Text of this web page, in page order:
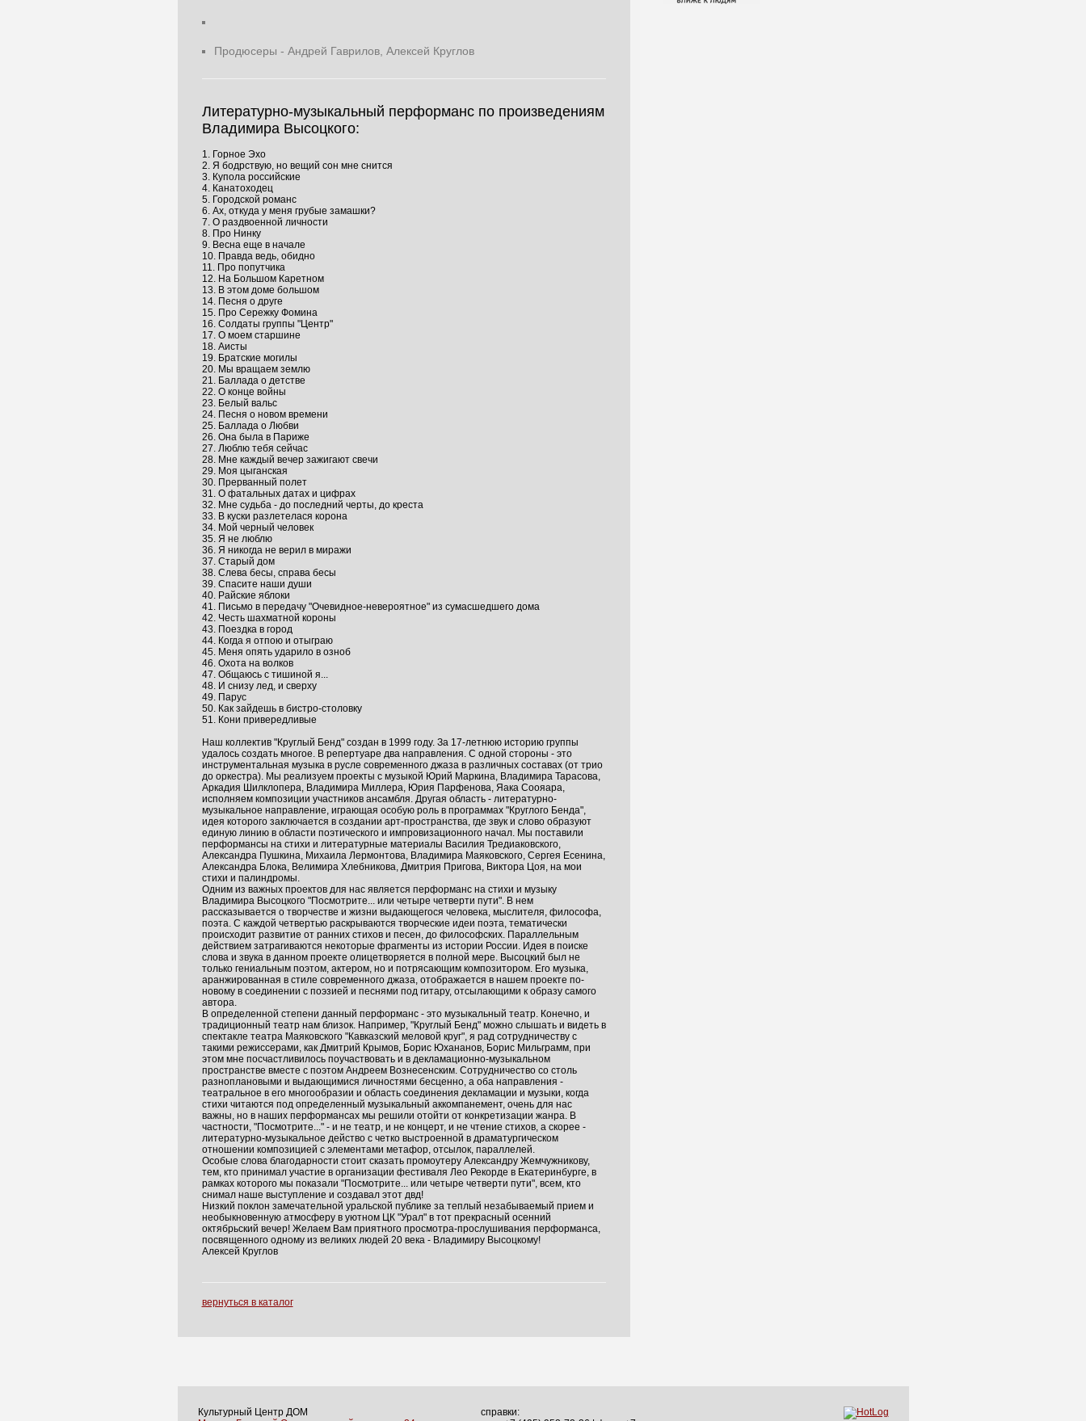
Продюсеры - Андрей Гаврилов, Алексей Круглов
Литературно-музыкальный перформанс по произведениям
Владимира Высоцкого:
1. Горное Эхо
2. Я бодрствую, но вещий сон мне снится
3. Купола российские
4. Канатоходец
5. Городской романс
6. Ах, откуда у меня грубые замашки?
7. О раздвоенной личности
8. Про Нинку
9. Весна еще в начале
10. Правда ведь, обидно
11. Про попутчика
12. На Большом Каретном
13. В этом доме большом
14. Песня о друге
15. Про Сережку Фомина
16. Солдаты группы "Центр"
17. О моем старшине
18. Аисты
19. Братские могилы
20. Мы вращаем землю
21. Баллада о детстве
22. О конце войны
23. Белый вальс
24. Песня о новом времени
25. Баллада о Любви
26. Она была в Париже
27. Люблю тебя сейчас
28. Мне каждый вечер зажигают свечи
29. Моя цыганская
30. Прерванный полет
31. О фатальных датах и цифрах
32. Мне судьба - до последний черты, до креста
33. В куски разлетелася корона
34. Мой черный человек
35. Я не люблю
36. Я никогда не верил в миражи
37. Старый дом
38. Слева бесы, справа бесы
39. Спасите наши души
40. Райские яблоки
41. Письмо в передачу "Очевидное-невероятное" из сумасшедшего дома
42. Честь шахматной короны
43. Поездка в город
44. Когда я отпою и отыграю
45. Меня опять ударило в озноб
46. Охота на волков
47. Общаюсь с тишиной я...
48. И снизу лед, и сверху
49. Парус
50. Как зайдешь в бистро-столовку
51. Кони привередливые
Наш коллектив "Круглый Бенд" создан в 1999 году. За 17-летнюю историю группы
удалось создать многое. В репертуаре два направления. С одной стороны - это
инструментальная музыка в русле современного джаза в различных составах (от трио
до оркестра). Мы реализуем проекты с музыкой Юрий Маркина, Владимира Тарасова,
Аркадия Шилклопера, Владимира Миллера, Юрия Парфенова, Яака Соояара,
исполняем композиции участников ансамбля. Другая область - литературно-
музыкальное направление, играющая особую роль в программах "Круглого Бенда",
идея которого заключается в создании арт-пространства, где звук и слово образуют
единую линию в области поэтического и импровизационного начал. Мы поставили
перформансы на стихи и литературные материалы Василия Тредиаковского,
Александра Пушкина, Михаила Лермонтова, Владимира Маяковского, Сергея Есенина,
Александра Блока, Велимира Хлебникова, Дмитрия Пригова, Виктора Цоя, на мои
стихи и палиндромы.
Одним из важных проектов для нас является перформанс на стихи и музыку
Владимира Высоцкого "Посмотрите... или четыре четверти пути". В нем
рассказывается о творчестве и жизни выдающегося человека, мыслителя, философа,
поэта. С каждой четвертью раскрываются творческие идеи поэта, тематически
происходит развитие от ранних стихов и песен, до философских. Параллельным
действием затрагиваются некоторые фрагменты из истории России. Идея в поиске
слова и звука в данном проекте олицетворяется в полной мере. Высоцкий был не
только гениальным поэтом, актером, но и потрясающим композитором. Его музыка,
аранжированная в стиле современного джаза, отображается в нашем проекте по-
новому в соединении с поэзией и песнями под гитару, отсылающими к образу самого
автора.
В определенной степени данный перформанс - это музыкальный театр. Конечно, и
традиционный театр нам близок. Например, "Круглый Бенд" можно слышать и видеть в
спектакле театра Маяковского "Кавказский меловой круг", я рад сотрудничеству с
такими режиссерами, как Дмитрий Крымов, Борис Юхананов, Борис Мильграмм, при
этом мне посчастливилось поучаствовать и в декламационно-музыкальном
пространстве вместе с поэтом Андреем Вознесенским. Сотрудничество со столь
разноплановыми и выдающимися личностями бесценно, а оба направления -
театральное в его многообразии и область соединения декламации и музыки, когда
стихи читаются под определенный музыкальный аккомпанемент, очень для нас
важны, но в наших перформансах мы решили отойти от конкретизации жанра. В
частности, "Посмотрите..." - и не театр, и не концерт, и не чтение стихов, а скорее -
литературно-музыкальное действо с четко выстроенной в драматургическом
отношении композицией с элементами метафор, отсылок, параллелей.
Особые слова благодарности стоит сказать промоутеру Александру Жемчужникову,
тем, кто принимал участие в организации фестиваля Лео Рекорде в Екатеринбурге, в
рамках которого мы показали "Посмотрите... или четыре четверти пути", всем, кто
снимал наше выступление и создавал этот двд!
Низкий поклон замечательной уральской публике за теплый незабываемый прием и
необыкновенную атмосферу в уютном ЦК "Урал" в тот прекрасный осенний
октябрьский вечер! Желаем Вам приятного просмотра-прослушивания перформанса,
посвященного одному из великих людей 20 века - Владимиру Высоцкому!
Алексей Круглов
вернуться в каталог
Культурный Центр ДОМ
справки: